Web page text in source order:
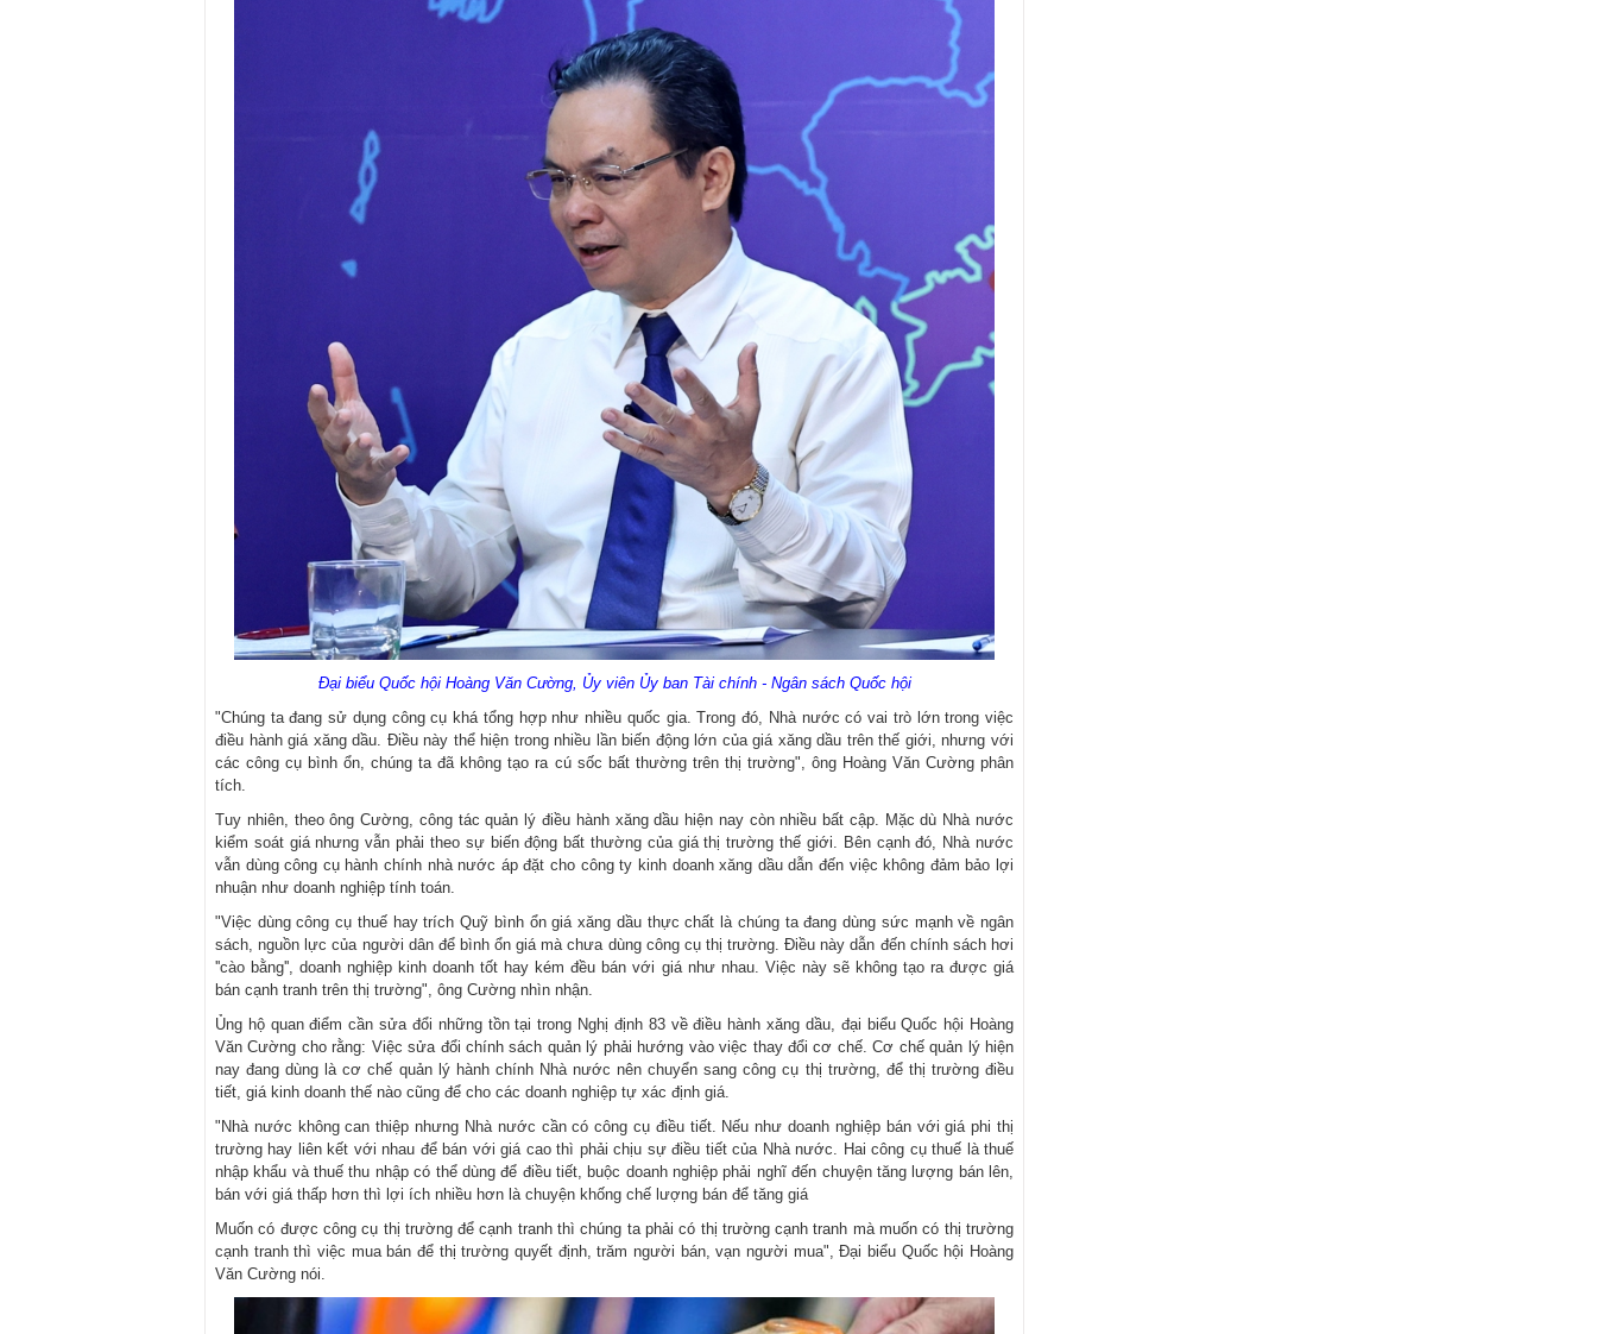
Đại biểu Quốc hội Hoàng Văn Cường, Ủy viên Ủy ban Tài chính - Ngân sách Quốc hội
"Chúng ta đang sử dụng công cụ khá tổng hợp như nhiều quốc gia. Trong đó, Nhà nước có vai trò lớn trong việc
điều hành giá xăng dầu. Điều này thể hiện trong nhiều lần biến động lớn của giá xăng dầu trên thế giới, nhưng với
các công cụ bình ổn, chúng ta đã không tạo ra cú sốc bất thường trên thị trường", ông Hoàng Văn Cường phân
tích.
Tuy nhiên, theo ông Cường, công tác quản lý điều hành xăng dầu hiện nay còn nhiều bất cập. Mặc dù Nhà nước
kiểm soát giá nhưng vẫn phải theo sự biến động bất thường của giá thị trường thế giới. Bên cạnh đó, Nhà nước
vẫn dùng công cụ hành chính nhà nước áp đặt cho công ty kinh doanh xăng dầu dẫn đến việc không đảm bảo lợi
nhuận như doanh nghiệp tính toán.
"Việc dùng công cụ thuế hay trích Quỹ bình ổn giá xăng dầu thực chất là chúng ta đang dùng sức mạnh về ngân
sách, nguồn lực của người dân để bình ổn giá mà chưa dùng công cụ thị trường. Điều này dẫn đến chính sách hơi
''cào bằng'', doanh nghiệp kinh doanh tốt hay kém đều bán với giá như nhau. Việc này sẽ không tạo ra được giá
bán cạnh tranh trên thị trường", ông Cường nhìn nhận.
Ủng hộ quan điểm cần sửa đổi những tồn tại trong Nghị định 83 về điều hành xăng dầu, đại biểu Quốc hội Hoàng
Văn Cường cho rằng: Việc sửa đổi chính sách quản lý phải hướng vào việc thay đổi cơ chế. Cơ chế quản lý hiện
nay đang dùng là cơ chế quản lý hành chính Nhà nước nên chuyển sang công cụ thị trường, để thị trường điều
tiết, giá kinh doanh thế nào cũng để cho các doanh nghiệp tự xác định giá.
"Nhà nước không can thiệp nhưng Nhà nước cần có công cụ điều tiết. Nếu như doanh nghiệp bán với giá phi thị
trường hay liên kết với nhau để bán với giá cao thì phải chịu sự điều tiết của Nhà nước. Hai công cụ thuế là thuế
nhập khẩu và thuế thu nhập có thể dùng để điều tiết, buộc doanh nghiệp phải nghĩ đến chuyện tăng lượng bán lên,
bán với giá thấp hơn thì lợi ích nhiều hơn là chuyện khống chế lượng bán để tăng giá
Muốn có được công cụ thị trường để cạnh tranh thì chúng ta phải có thị trường cạnh tranh mà muốn có thị trường
cạnh tranh thì việc mua bán để thị trường quyết định, trăm người bán, vạn người mua", Đại biểu Quốc hội Hoàng
Văn Cường nói.